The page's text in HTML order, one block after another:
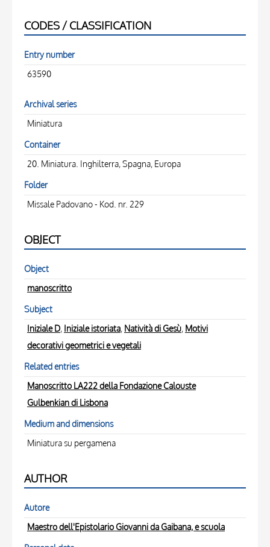
CODES / CLASSIFICATION
Entry number
63590
Archival series
Miniatura
Container
20. Miniatura. Inghilterra, Spagna, Europa
Folder
Missale Padovano - Kod. nr. 229
OBJECT
Object
manoscritto
Subject
Iniziale D, Iniziale istoriata, Natività di Gesù, Motivi
decorativi geometrici e vegetali
Related entries
Manoscritto LA222 della Fondazione Calouste
Gulbenkian di Lisbona
Medium and dimensions
Miniatura su pergamena
AUTHOR
Autore
Maestro dell'Epistolario Giovanni da Gaibana, e scuola